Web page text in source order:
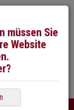
müssen Sie
Website